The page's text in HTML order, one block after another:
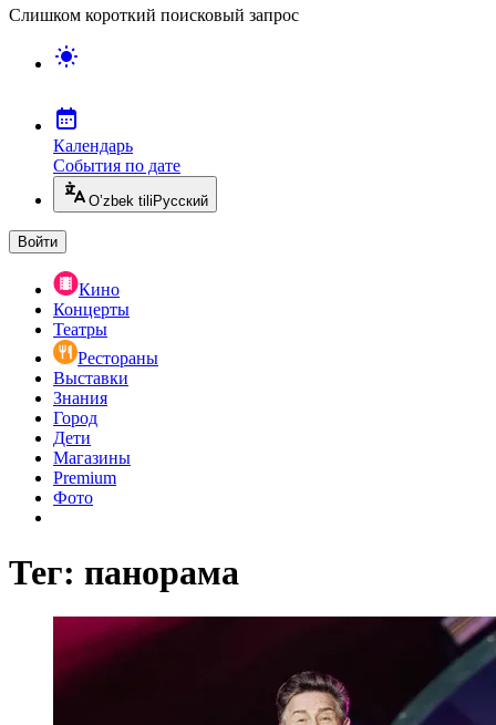
Слишком короткий поисковый запрос
Календарь
События по дате
O’zbek tili Русский
Войти
Кино
Концерты
Театры
Рестораны
Выставки
Знания
Город
Дети
Магазины
Premium
Фото
Тег: панорама